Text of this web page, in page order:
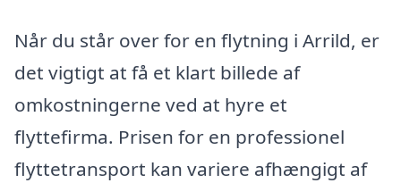
Når du står over for en flytning i Arrild, er
det vigtigt at få et klart billede af
omkostningerne ved at hyre et
flyttefirma. Prisen for en professionel
flyttetransport kan variere afhængigt af